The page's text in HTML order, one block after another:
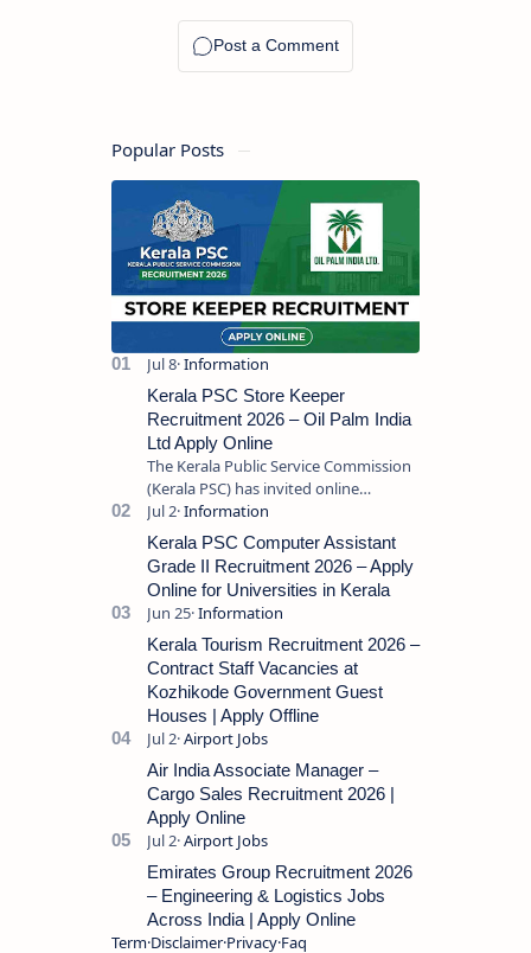
Popular Posts
Kerala PSC Store Keeper
Recruitment 2026 – Oil Palm India
Ltd Apply Online
The Kerala Public Service Commission
(Kerala PSC) has invited online
applications from eligible candidates
for the post of Store Keeper in Oil Pal…
Kerala PSC Computer Assistant
Grade II Recruitment 2026 – Apply
Online for Universities in Kerala
Kerala Tourism Recruitment 2026 –
Contract Staff Vacancies at
Kozhikode Government Guest
Houses | Apply Offline
Air India Associate Manager –
Cargo Sales Recruitment 2026 |
Apply Online
Emirates Group Recruitment 2026
– Engineering & Logistics Jobs
Across India | Apply Online
Term Disclaimer Privacy Faq